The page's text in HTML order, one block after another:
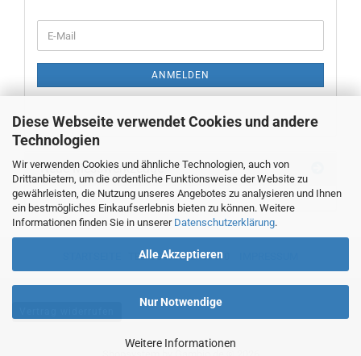
Diese Webseite verwendet Cookies und andere
Technologien
Wir verwenden Cookies und ähnliche Technologien, auch von
Drittanbietern, um die ordentliche Funktionsweise der Website zu
gewährleisten, die Nutzung unseres Angebotes zu analysieren und Ihnen
ein bestmögliches Einkaufserlebnis bieten zu können. Weitere
Informationen finden Sie in unserer Datenschutzerklärung.
Alle Akzeptieren
Nur Notwendige
Weitere Informationen
ZUR
E-
Mail
ANMELDEN
Neue Messwerkzeuge
TEL. 00493382707470